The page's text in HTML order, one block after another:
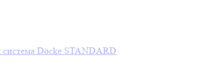
система Döcke STANDARD